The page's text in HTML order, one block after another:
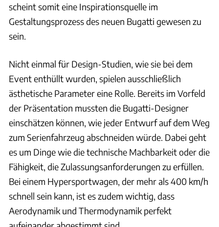
scheint somit eine Inspirationsquelle im
Gestaltungsprozess des neuen Bugatti gewesen zu
sein.
Nicht einmal für Design-Studien, wie sie bei dem
Event enthüllt wurden, spielen ausschließlich
ästhetische Parameter eine Rolle. Bereits im Vorfeld
der Präsentation mussten die Bugatti-Designer
einschätzen können, wie jeder Entwurf auf dem Weg
zum Serienfahrzeug abschneiden würde. Dabei geht
es um Dinge wie die technische Machbarkeit oder die
Fähigkeit, die Zulassungsanforderungen zu erfüllen.
Bei einem Hypersportwagen, der mehr als 400 km/h
schnell sein kann, ist es zudem wichtig, dass
Aerodynamik und Thermodynamik perfekt